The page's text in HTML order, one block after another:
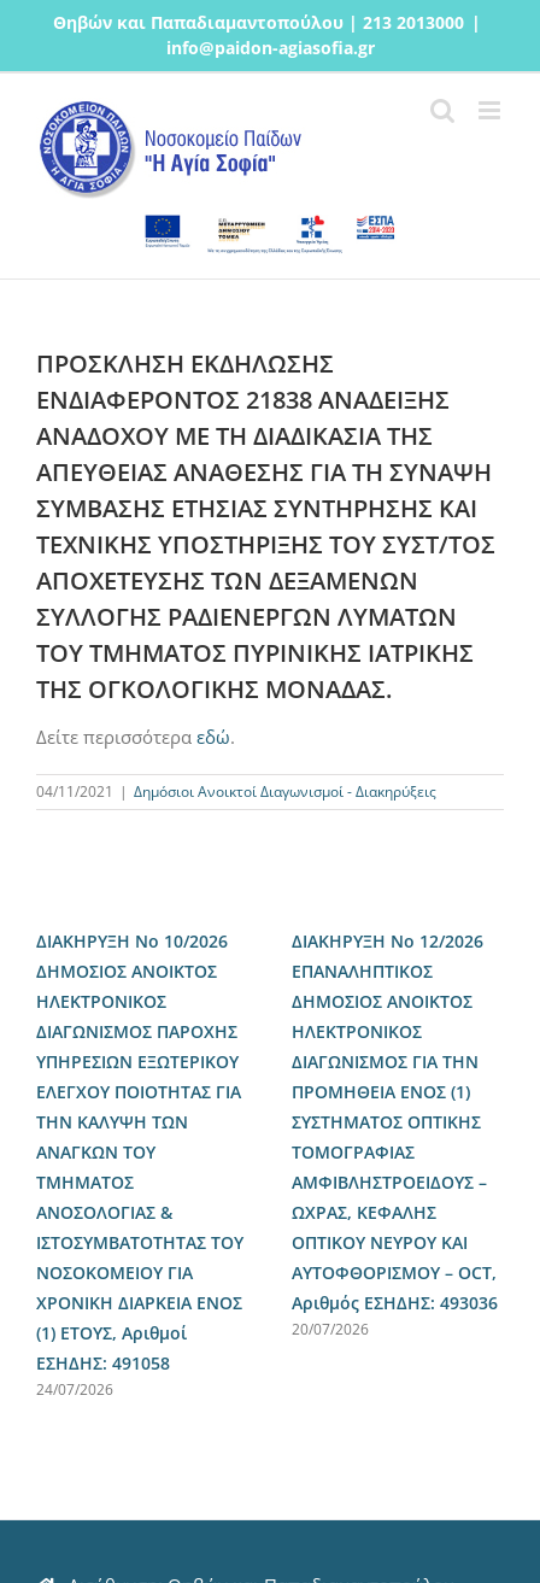
Μετάβαση
περιεχόμενο
Θηβών και Παπαδιαμαντοπούλου | 213 2013000 |
info@paidon-agiasofia.gr
ΠΡΟΣΚΛΗΣΗ ΕΚΔΗΛΩΣΗΣ
ΕΝΔΙΑΦΕΡΟΝΤΟΣ 21838 ΑΝΑΔΕΙΞΗΣ
ΑΝΑΔΟΧΟΥ ΜΕ ΤΗ ΔΙΑΔΙΚΑΣΙΑ ΤΗΣ
ΑΠΕΥΘΕΙΑΣ ΑΝΑΘΕΣΗΣ ΓΙΑ ΤΗ ΣΥΝΑΨΗ
ΣΥΜΒΑΣΗΣ ΕΤΗΣΙΑΣ ΣΥΝΤΗΡΗΣΗΣ ΚΑΙ
ΤΕΧΝΙΚΗΣ ΥΠΟΣΤΗΡΙΞΗΣ ΤΟΥ ΣΥΣΤ/ΤΟΣ
ΑΠΟΧΕΤΕΥΣΗΣ ΤΩΝ ΔΕΞΑΜΕΝΩΝ
ΣΥΛΛΟΓΗΣ ΡΑΔΙΕΝΕΡΓΩΝ ΛΥΜΑΤΩΝ
ΤΟΥ ΤΜΗΜΑΤΟΣ ΠΥΡΙΝΙΚΗΣ ΙΑΤΡΙΚΗΣ
ΤΗΣ ΟΓΚΟΛΟΓΙΚΗΣ ΜΟΝΑΔΑΣ.
Δείτε περισσότερα εδώ.
04/11/2021 | Δημόσιοι Ανοικτοί Διαγωνισμοί - Διακηρύξεις
ΔΙΑΚΗΡΥΞΗ Νο 10/2026
ΔΗΜΟΣΙΟΣ ΑΝΟΙΚΤΟΣ
ΗΛΕΚΤΡΟΝΙΚΟΣ
ΔΙΑΓΩΝΙΣΜΟΣ ΠΑΡΟΧΗΣ
ΥΠΗΡΕΣΙΩΝ ΕΞΩΤΕΡΙΚΟΥ
ΕΛΕΓΧΟΥ ΠΟΙΟΤΗΤΑΣ ΓΙΑ
ΤΗΝ ΚΑΛΥΨΗ ΤΩΝ
ΑΝΑΓΚΩΝ ΤΟΥ
ΤΜΗΜΑΤΟΣ
ΑΝΟΣΟΛΟΓΙΑΣ &
ΙΣΤΟΣΥΜΒΑΤΟΤΗΤΑΣ ΤΟΥ
ΝΟΣΟΚΟΜΕΙΟΥ ΓΙΑ
ΧΡΟΝΙΚΗ ΔΙΑΡΚΕΙΑ ΕΝΟΣ
(1) ΕΤΟΥΣ, Αριθμοί
ΕΣΗΔΗΣ: 491058
24/07/2026
ΔΙΑΚΗΡΥΞΗ Νο 12/2026
ΕΠΑΝΑΛΗΠΤΙΚΟΣ
ΔΗΜΟΣΙΟΣ ΑΝΟΙΚΤΟΣ
ΗΛΕΚΤΡΟΝΙΚΟΣ
ΔΙΑΓΩΝΙΣΜΟΣ ΓΙΑ ΤΗΝ
ΠΡΟΜΗΘΕΙΑ ΕΝΟΣ (1)
ΣΥΣΤΗΜΑΤΟΣ ΟΠΤΙΚΗΣ
ΤΟΜΟΓΡΑΦΙΑΣ
ΑΜΦΙΒΛΗΣΤΡΟΕΙΔΟΥΣ –
ΩΧΡΑΣ, ΚΕΦΑΛΗΣ
ΟΠΤΙΚΟΥ ΝΕΥΡΟΥ ΚΑΙ
ΑΥΤΟΦΘΟΡΙΣΜΟΥ – OCT,
Αριθμός ΕΣΗΔΗΣ: 493036
20/07/2026